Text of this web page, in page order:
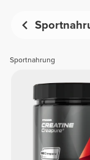
Sportnahrung